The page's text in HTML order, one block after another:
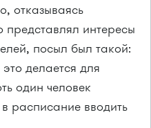
отказываясь
представлял интересы
посыл был такой:
делается для
один человек
расписание вводить